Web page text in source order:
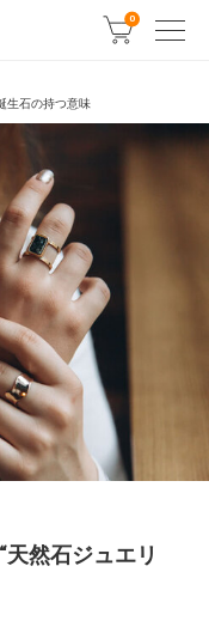
0
生石の持つ意味
然石ジュエリ